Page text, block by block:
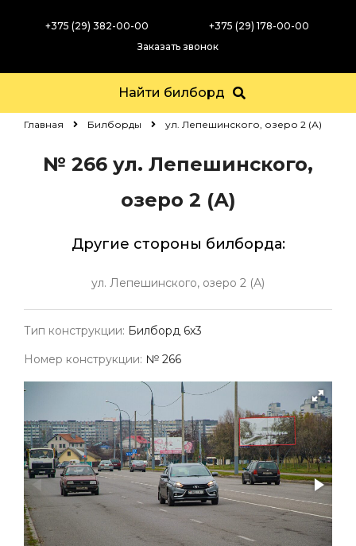
+375 (29) 382-00-00
+375 (29) 178-00-00
Заказать звонок
Найти билборд
Главная Билборды ул. Лепешинского, озеро 2 (А)
№ 266 ул. Лепешинского,
озеро 2 (А)
Другие стороны билборда:
ул. Лепешинского, озеро 2 (А)
Тип конструкции: Билборд 6х3
Номер конструкции: № 266